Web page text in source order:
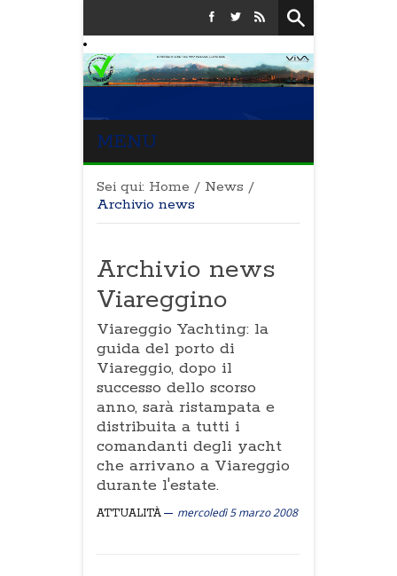
MENU
Sei qui: Home / News /
Archivio news
Archivio news
Viareggino
Viareggio Yachting: la
guida del porto di
Viareggio, dopo il
successo dello scorso
anno, sarà ristampata e
distribuita a tutti i
comandanti degli yacht
che arrivano a Viareggio
durante l'estate.
ATTUALITÀ mercoledì 5 marzo 2008